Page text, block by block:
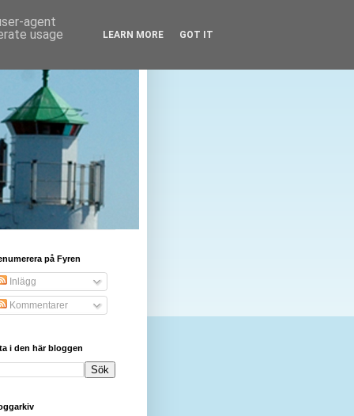
på Fyren
Inlägg
Kommentarer
i den här bloggen
agent
usage
LEARN MORE GOT IT